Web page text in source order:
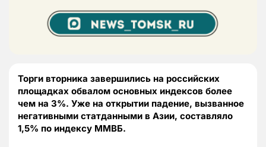
Торги вторника завершились на российских
площадках обвалом основных индексов более
чем на 3%. Уже на открытии падение, вызванное
негативными статданными в Азии, составляло
1,5% по индексу ММВБ.